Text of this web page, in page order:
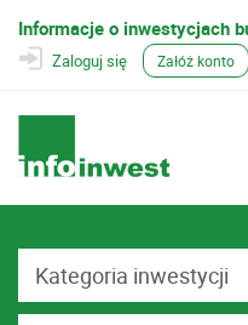
Informacje o inwestycjach
Zaloguj się Załóż konto
Kategoria inwestycji